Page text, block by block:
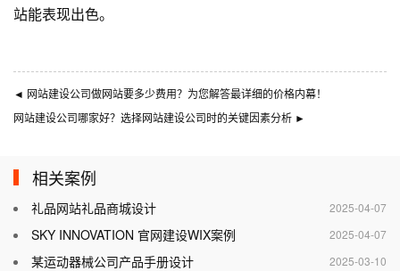
站能表现出色。
◄ 网站建设公司做网站要多少费用？为您解答最详细的价格内幕！
网站建设公司哪家好？选择网站建设公司时的关键因素分析 ►
相关案例
2025-04-07
礼品网站礼品商城设计
2025-04-07
SKY INNOVATION 官网建设WIX案例
2025-03-10
某运动器械公司产品手册设计